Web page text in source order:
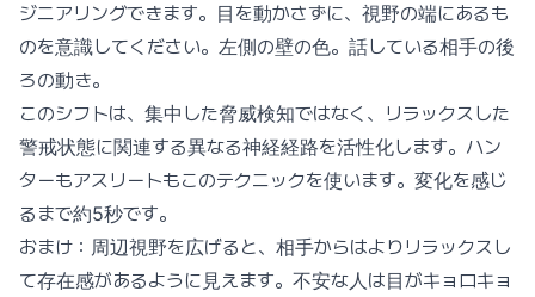
ジニアリングできます。目を動かさずに、視野の端にあるも
のを意識してください。左側の壁の色。話している相手の後
ろの動き。
このシフトは、集中した脅威検知ではなく、リラックスした
警戒状態に関連する異なる神経経路を活性化します。ハン
ターもアスリートもこのテクニックを使います。変化を感じ
るまで約5秒です。
おまけ：周辺視野を広げると、相手からはよりリラックスし
て存在感があるように見えます。不安な人は目がキョロキョ